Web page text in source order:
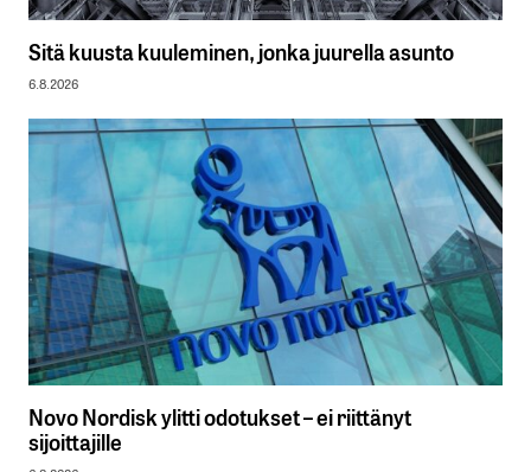
Sitä kuusta kuuleminen, jonka juurella asunto
6.8.2026
Novo Nordisk ylitti odotukset – ei riittänyt
sijoittajille